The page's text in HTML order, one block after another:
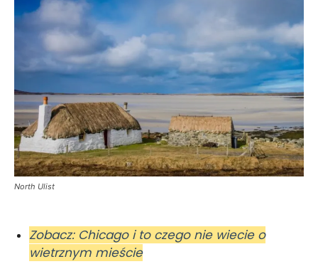
North Ulist
Zobacz: Chicago i to czego nie wiecie o
wietrznym mieście